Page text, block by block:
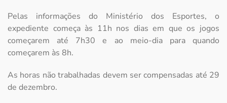
Pelas informações do Ministério dos Esportes, o
expediente começa às 11h nos dias em que os jogos
começarem até 7h30 e ao meio-dia para quando
começarem às 8h.
As horas não trabalhadas devem ser compensadas até 29
de dezembro.